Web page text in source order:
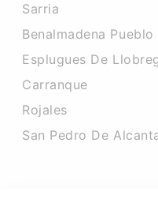
Sarria
Benalmadena Pueblo
Esplugues De
Carranque
Rojales
San Pedro De